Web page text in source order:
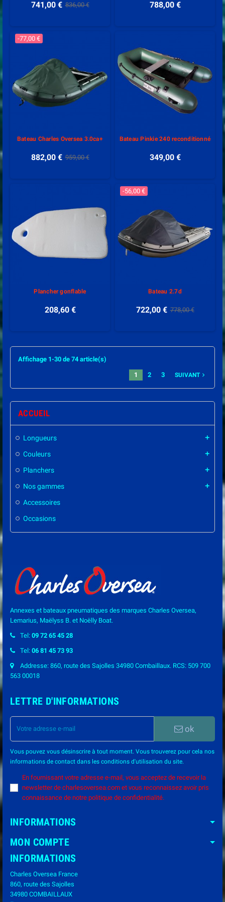
ACCUEIL
Longueurs add
Couleurs add
Planchers add
Nos gammes add
Accessoires
Occasions
741,00 € 836,00 € 788,00 €
-77,00 €
Bateau Charles Oversea 3.0ca+
882,00 € 959,00 €
Bateau Pinkie 240 reconditionné
349,00 €
Plancher gonflable
208,60 €
-56,00 €
Bateau 2.7d
722,00 € 778,00 €
Affichage 1-30 de 74 article(s)
1 2 3 SUIVANTnavigate_next
Annexes et bateaux pneumatiques des marques Charles Oversea,
Lemarius, Maëlyss B. et Noëlly Boat.
Tel: 09 72 65 45 28
Tel: 06 81 45 73 93
Addresse: 860, route des Sajolles 34980 Combaillaux. RCS: 509 700
563 00018
LETTRE D'INFORMATIONS
ok
Vous pouvez vous désinscrire à tout moment. Vous trouverez pour cela nos
informations de contact dans les conditions d'utilisation du site.
En fournissant votre adresse e-mail, vous acceptez de recevoir la
newsletter de charlesoversea.com et vous reconnaissez avoir pris
connaissance de notre politique de confidentialité.
INFORMATIONS
MON COMPTE
INFORMATIONS
Charles Oversea France
860, route des Sajolles
34980 COMBAILLAUX